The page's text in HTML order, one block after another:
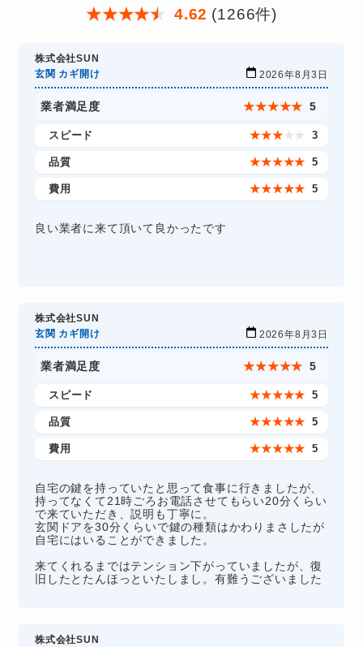
★★★★★ 4.62 (1266件)
株式会社SUN
玄関 カギ開け
2026年8月3日
業者満足度 ★★★★★ 5
スピード ★★★ ★ ★ 3
品質 ★★★★★ 5
費用 ★★★★★ 5
良い業者に来て頂いて良かったです
株式会社SUN
玄関 カギ開け
2026年8月3日
業者満足度 ★★★★★ 5
スピード ★★★★★ 5
品質 ★★★★★ 5
費用 ★★★★★ 5
自宅の鍵を持っていたと思って食事に行きましたが、
持ってなくて21時ごろお電話させてもらい20分くらい
で来ていただき、説明も丁寧に。
玄関ドアを30分くらいで鍵の種類はかわりまさしたが
自宅にはいることができました。
来てくれるまではテンション下がっていましたが、復
旧したとたんほっといたしまし。有難うございました
株式会社SUN